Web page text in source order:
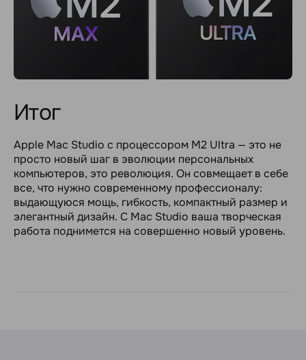
Итог
Apple Mac Studio с процессором M2 Ultra — это не
просто новый шаг в эволюции персональных
компьютеров, это революция. Он совмещает в себе
все, что нужно современному профессионалу:
выдающуюся мощь, гибкость, компактный размер и
элегантный дизайн. С Mac Studio ваша творческая
работа поднимется на совершенно новый уровень.